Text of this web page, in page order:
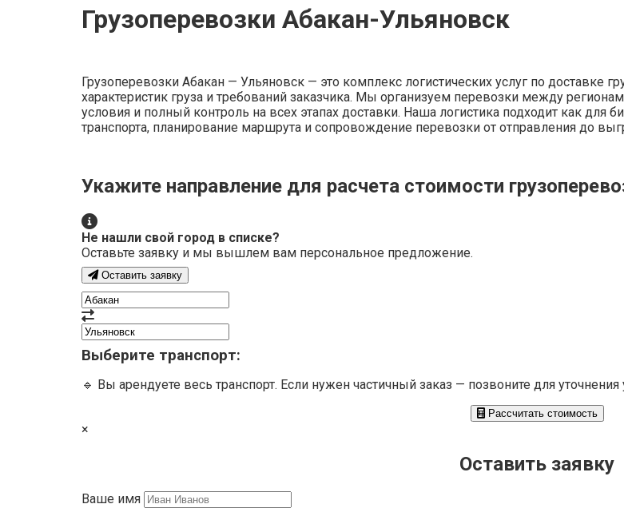
Грузоперевозки Абакан-Ульяновск
Грузоперевозки Абакан — Ульяновск — это комплекс логистических услуг по доставке
характеристик груза и требований заказчика. Мы организуем перевозки между
условия и полный контроль на всех этапах доставки. Наша логистика подходит как для
транспорта, планирование маршрута и сопровождение перевозки от отправления до
Укажите направление для расчета стоимости
Не нашли свой город в списке?
Оставьте заявку и мы вышлем вам персональное предложение.
Оставить заявку
Выберите транспорт:
🔹 Вы арендуете весь транспорт. Если нужен частичный заказ — позвоните для уточнения
Рассчитать стоимость
×
Оставить заявку
Ваше имя